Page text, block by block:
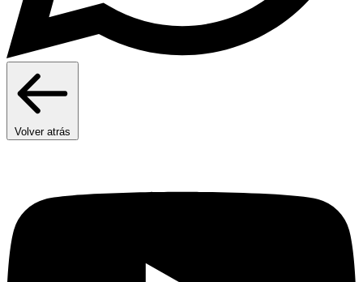
Volver atrás